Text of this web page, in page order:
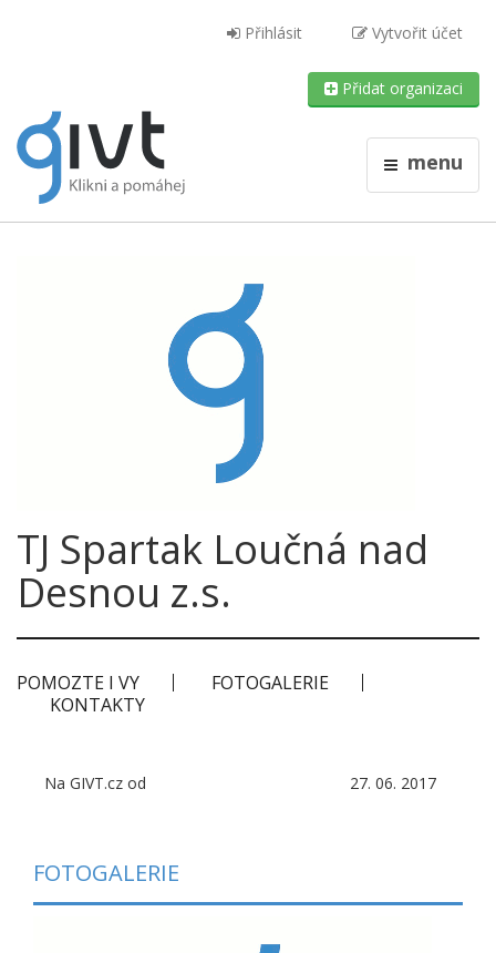
Přihlásit Vytvořit účet
Přidat organizaci
menu
TJ Spartak Loučná nad
Desnou z.s.
POMOZTE I VY
FOTOGALERIE
KONTAKTY
Na GIVT.cz od 27. 06. 2017
FOTOGALERIE